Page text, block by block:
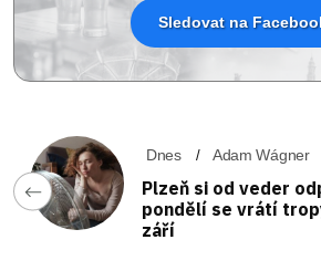
Sledovat na
Dnes Adam Wágner
Plzeň si od veder
pondělí se vrátí
září